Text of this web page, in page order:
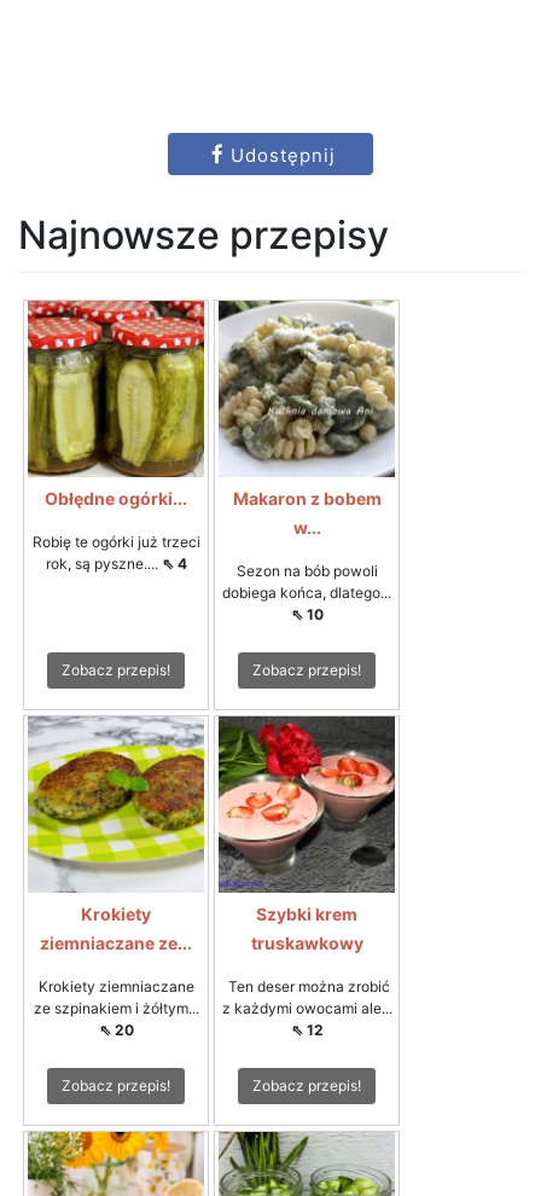
Udostępnij
Najnowsze przepisy
Obłędne ogórki...
Robię te ogórki już trzeci
rok, są pyszne.... ⇖ 4
Zobacz przepis!
Makaron z bobem
w...
Sezon na bób powoli
dobiega końca, dlatego...
⇖ 10
Zobacz przepis!
Krokiety
ziemniaczane ze...
Krokiety ziemniaczane
ze szpinakiem i żółtym...
⇖ 20
Zobacz przepis!
Szybki krem
truskawkowy
Ten deser można zrobić
z każdymi owocami ale...
⇖ 12
Zobacz przepis!